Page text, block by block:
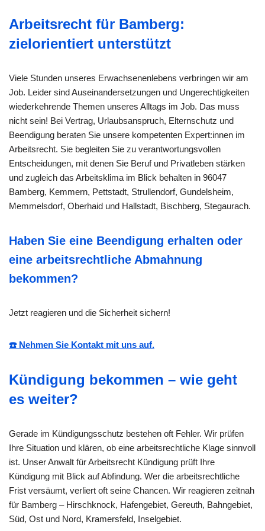
Arbeitsrecht für Bamberg:
zielorientiert unterstützt
Viele Stunden unseres Erwachsenenlebens verbringen wir am
Job. Leider sind Auseinandersetzungen und Ungerechtigkeiten
wiederkehrende Themen unseres Alltags im Job. Das muss
nicht sein! Bei Vertrag, Urlaubsanspruch, Elternschutz und
Beendigung beraten Sie unsere kompetenten Expert:innen im
Arbeitsrecht. Sie begleiten Sie zu verantwortungsvollen
Entscheidungen, mit denen Sie Beruf und Privatleben stärken
und zugleich das Arbeitsklima im Blick behalten in 96047
Bamberg, Kemmern, Pettstadt, Strullendorf, Gundelsheim,
Memmelsdorf, Oberhaid und Hallstadt, Bischberg, Stegaurach.
Haben Sie eine Beendigung erhalten oder
eine arbeitsrechtliche Abmahnung
bekommen?
Jetzt reagieren und die Sicherheit sichern!
☎️ Nehmen Sie Kontakt mit uns auf.
Kündigung bekommen – wie geht
es weiter?
Gerade im Kündigungsschutz bestehen oft Fehler. Wir prüfen
Ihre Situation und klären, ob eine arbeitsrechtliche Klage sinnvoll
ist. Unser Anwalt für Arbeitsrecht Kündigung prüft Ihre
Kündigung mit Blick auf Abfindung. Wer die arbeitsrechtliche
Frist versäumt, verliert oft seine Chancen. Wir reagieren zeitnah
für Bamberg – Hirschknock, Hafengebiet, Gereuth, Bahngebiet,
Süd, Ost und Nord, Kramersfeld, Inselgebiet.